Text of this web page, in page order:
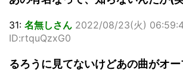
31: 名無しさん 2022/08/23(火)
ID:rtquQzxG0
るろうに見てないけどあの曲がオ